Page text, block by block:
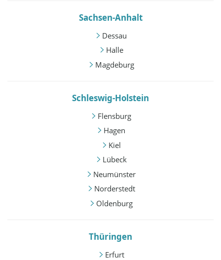
Sachsen-Anhalt
Dessau
Halle
Magdeburg
Schleswig-Holstein
Flensburg
Hagen
Kiel
Lübeck
Neumünster
Norderstedt
Oldenburg
Thüringen
Erfurt